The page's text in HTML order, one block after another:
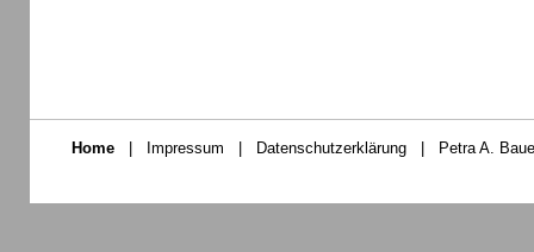
Home Impressum Datenschutzerklärung Petra A.